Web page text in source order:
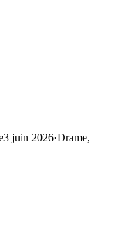
3 juin 2026·Drame,